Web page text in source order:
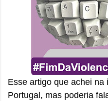
onde queremos
maioria das p...
Esse artigo que achei na
Portugal, mas poderia